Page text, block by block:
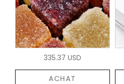
335.37 USD
ACHAT